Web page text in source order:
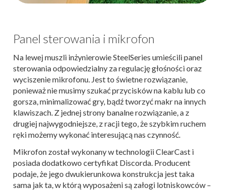
Panel sterowania i mikrofon
Na lewej muszli inżynierowie SteelSeries umieścili panel
sterowania odpowiedzialny za regulację głośności oraz
wyciszenie mikrofonu. Jest to świetne rozwiązanie,
ponieważ nie musimy szukać przycisków na kablu lub co
gorsza, minimalizować gry, bądź tworzyć makr na innych
klawiszach. Z jednej strony banalne rozwiązanie, a z
drugiej najwygodniejsze, z racji tego, że szybkim ruchem
ręki możemy wykonać interesującą nas czynność.
Mikrofon został wykonany w technologii ClearCast i
posiada dodatkowo certyfikat Discorda. Producent
podaje, że jego dwukierunkowa konstrukcja jest taka
sama jak ta, w którą wyposażeni są załogi lotniskowców –